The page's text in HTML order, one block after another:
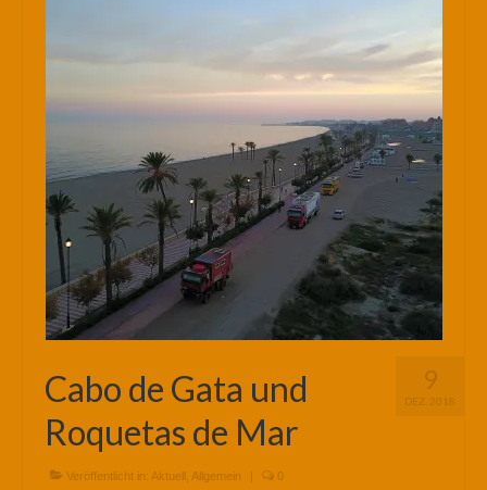
9
DEZ. 2018
Cabo de Gata und
Roquetas de Mar
Veröffentlicht in: Aktuell Allgemein | 0